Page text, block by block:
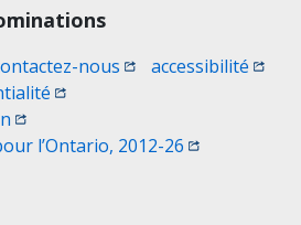
legal information
une nouvelle fenêtre)
nous (Ouvrir une nouvelle
accessibilité
fenêtre)
(Ouvrir une nouvelle fenêtre)
(Ouvrir une nouvelle fenêtre)
l’Ontario, 2012-26 (Ouvrir une